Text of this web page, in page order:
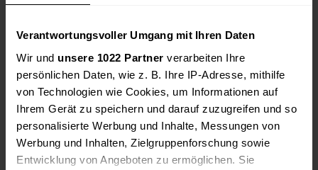
Verantwortungsvoller Umgang mit Ihren Daten
Wir und unsere 1022 Partner verarbeiten Ihre
persönlichen Daten, wie z. B. Ihre IP-Adresse, mithilfe
von Technologien wie Cookies, um Informationen auf
Ihrem Gerät zu speichern und darauf zuzugreifen und so
personalisierte Werbung und Inhalte, Messungen von
Werbung und Inhalten, Zielgruppenforschung sowie
Entwicklung von Angeboten zu ermöglichen. Sie
89250, Senden
Drehbank Meuser Drehmaschine
Preis: 3.999,00 EUR
.. Angeboten wird unsere Meuser Drehbank. Wir
benutzen diese fast täglich. Da wir bald umziehen
lösen wir unseren Lagerbestand auf. Gerne könnt ihr
auch in unseren anderen Anzeigen nachschauen. ..
40764, Langenfeld
Produkte zu verkaufen?